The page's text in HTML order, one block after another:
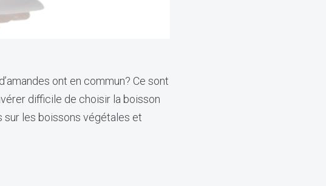
ont en commun? Ce sont
difficile de choisir la boisson
sur les boissons végétales et